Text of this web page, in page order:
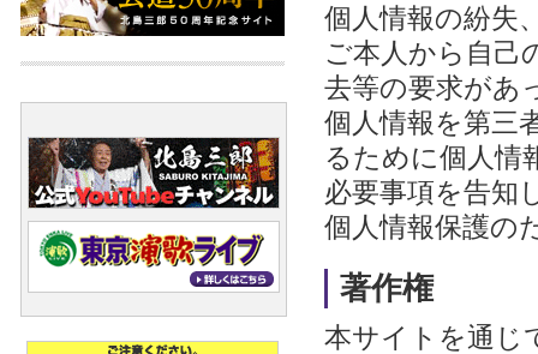
個人情報の紛失
ご本人から自己
去等の要求があ
個人情報を第三
るために個人情
必要事項を告知
個人情報保護の
著作権
本サイトを通じ